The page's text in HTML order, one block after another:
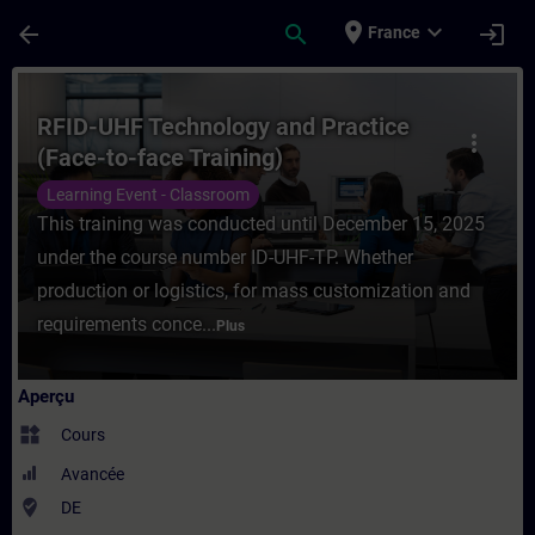
arrow_back search place France expand_more login
Cours - RFID-UHF Technology and
more_vert
RFID-UHF Technology and Practice
(Face-to-face Training)
Learning Event - Classroom
This training was conducted until December 15, 2025
under the course number ID-UHF-TP. Whether
production or logistics, for mass customization and
requirements conce... Plus
Aperçu
widgets Cours
Avancée
where_to_vote DE